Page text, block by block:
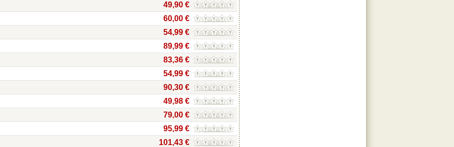
49,90 €
60,00 €
54,99 €
89,99 €
83,36 €
54,99 €
90,30 €
49,98 €
79,00 €
95,99 €
101,43 €